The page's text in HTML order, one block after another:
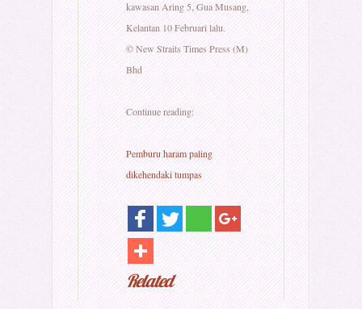
kawasan Aring 5, Gua Musang,
Kelantan 10 Februari lalu.
© New Straits Times Press (M)
Bhd
Continue reading:
Pemburu haram paling
dikehendaki tumpas
Related